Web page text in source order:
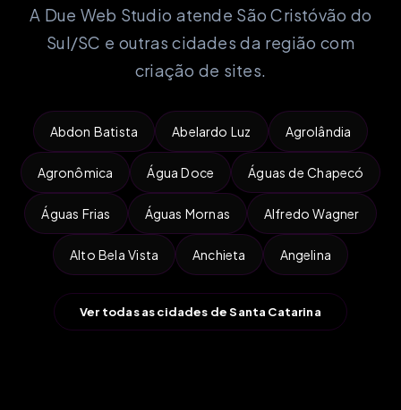
A Due Web Studio atende São Cristóvão do
Sul/SC e outras cidades da região com
criação de sites.
Abdon Batista Abelardo Luz Agrolândia
Agronômica Água Doce Águas de Chapecó
Águas Frias Águas Mornas Alfredo Wagner
Alto Bela Vista Anchieta Angelina
Ver todas as cidades de Santa Catarina